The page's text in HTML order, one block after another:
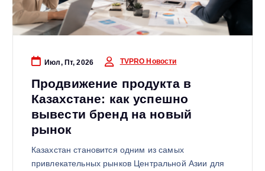
Июл, Пт, 2026 TVPRO Новости
Продвижение продукта в
Казахстане: как успешно
вывести бренд на новый
рынок
Казахстан становится одним из самых
привлекательных рынков Центральной Азии для